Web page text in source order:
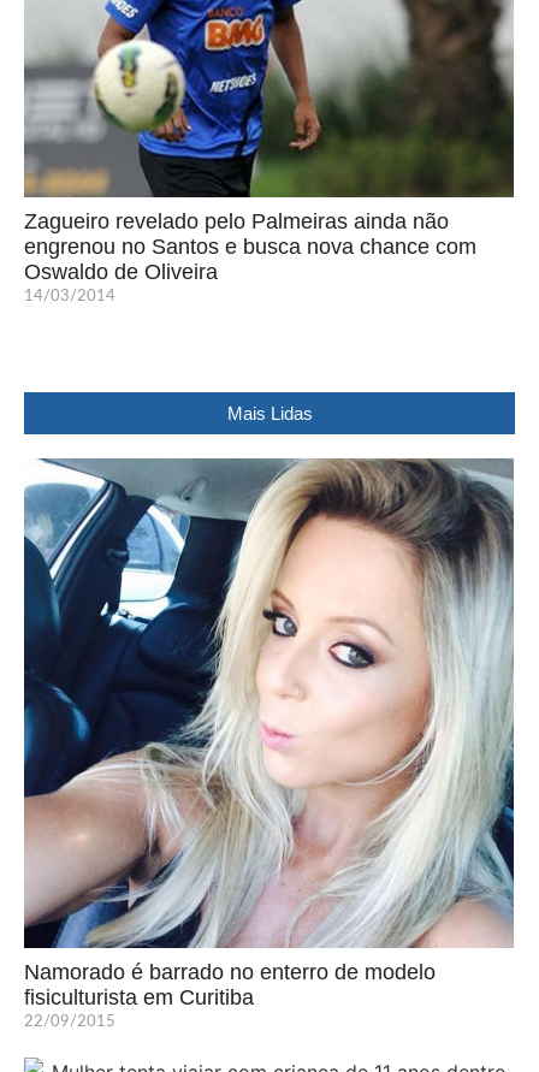
Zagueiro revelado pelo Palmeiras ainda não
engrenou no Santos e busca nova chance com
Oswaldo de Oliveira
14/03/2014
Mais Lidas
Namorado é barrado no enterro de modelo
fisiculturista em Curitiba
22/09/2015